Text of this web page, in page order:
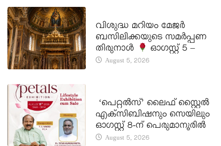
വിശുദ്ധ മറിയം മേജർ
ബസിലിക്കയുടെ സമർപ്പണ
തിരുനാൾ
ഓഗസ്റ്റ് 5 –
August 5, 2026
‘പെറ്റൽസ്’ ലൈഫ് സ്റ്റൈൽ
എക്സിബിഷനും സെയിലും
ഓഗസ്റ്റ് 8-ന് പെരുമാനൂരിൽ
August 5, 2026